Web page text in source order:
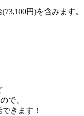
円)を含みます。
で、
きます！